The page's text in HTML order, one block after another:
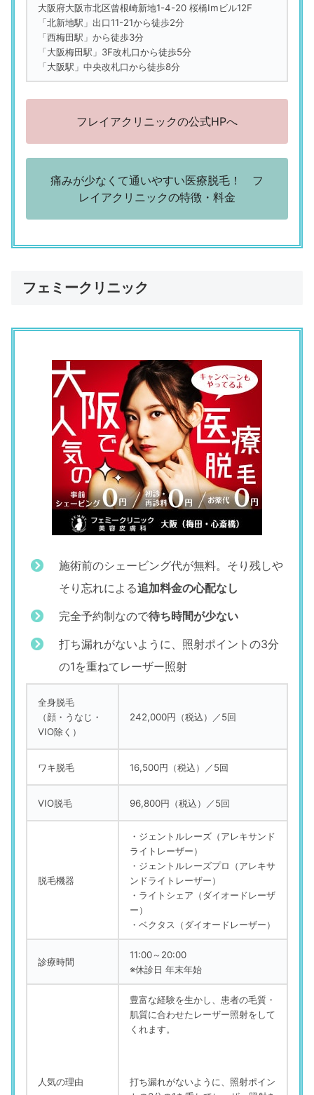
大阪府大阪市北区曾根崎新地1-4-20 桜橋Imビル12F
「北新地駅」出口11-21から徒歩2分
「西梅田駅」から徒歩3分
「大阪梅田駅」3F改札口から徒歩5分
「大阪駅」中央改札口から徒歩8分
フレイアクリニックの公式HPへ
痛みが少なくて通いやすい医療脱毛！ フ
レイアクリニックの特徴・料金
フェミークリニック
施術前のシェービング代が無料。そり残しや
そり忘れによる追加料金の心配なし
完全予約制なので待ち時間が少ない
打ち漏れがないように、照射ポイントの3分
の1を重ねてレーザー照射
全身脱毛
（顔・うなじ・
VIO除く）
242,000円（税込）／5回
ワキ脱毛 16,500円（税込）／5回
VIO脱毛 96,800円（税込）／5回
脱毛機器
・ジェントルレーズ（アレキサンド
ライトレーザー）
・ジェントルレーズプロ（アレキサ
ンドライトレーザー）
・ライトシェア（ダイオードレーザ
ー）
・ベクタス（ダイオードレーザー）
診療時間
11:00～20:00
※休診日 年末年始
人気の理由
豊富な経験を生かし、患者の毛質・
肌質に合わせたレーザー照射をして
くれます。
打ち漏れがないように、照射ポイン